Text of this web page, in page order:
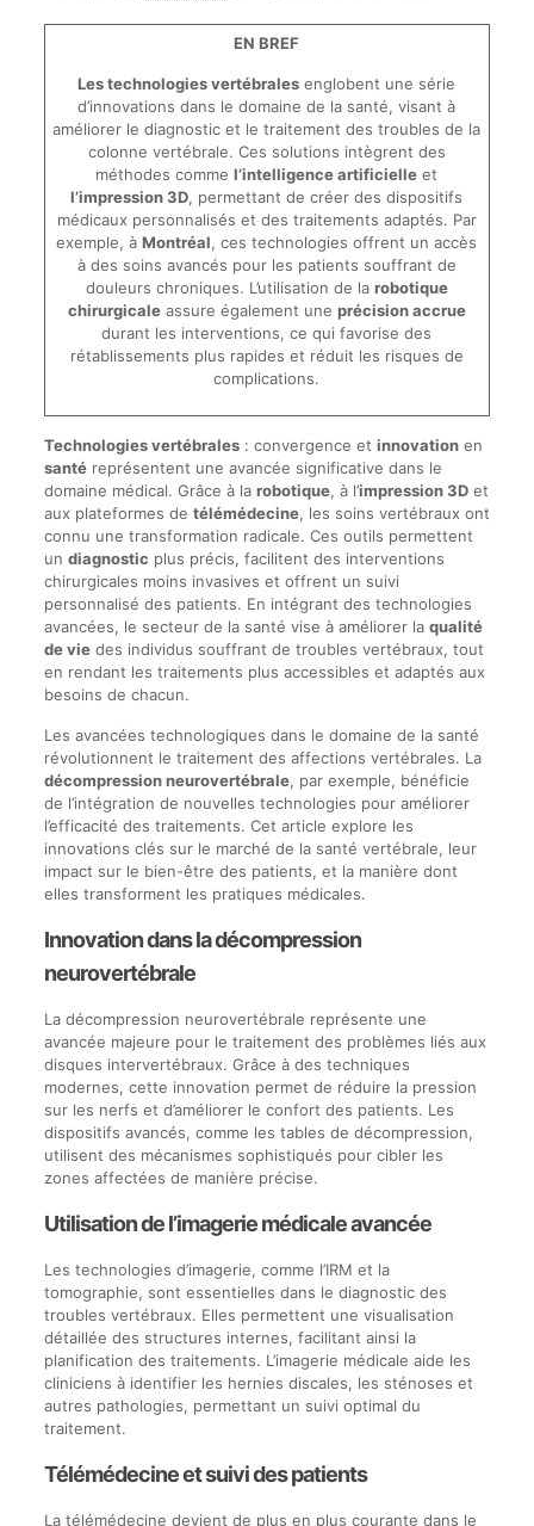
EN BREF
Les technologies vertébrales englobent une série
d’innovations dans le domaine de la santé, visant à
améliorer le diagnostic et le traitement des troubles de la
colonne vertébrale. Ces solutions intègrent des
méthodes commel’intelligence artificielle et
l’impression 3D, permettant de créer des dispositifs
médicaux personnalisés et des traitements adaptés. Par
exemple, àMontréal, ces technologies offrent un accès
à des soins avancés pour les patients souffrant de
douleurs chroniques. L’utilisation de la robotique
chirurgicaleassure également une précision accrue
durant les interventions, ce qui favorise des
rétablissements plus rapides et réduit les risques de
complications.
Technologies vertébrales: convergence et innovationen
santéreprésentent une avancée significative dans le
domaine médical. Grâce à la robotique, à l’impression 3Det
aux plateformes de télémédecine, les soins vertébraux ont
connu une transformation radicale. Ces outils permettent
un diagnostic plus précis, facilitent des interventions
chirurgicales moins invasives et offrent un suivi
personnalisé des patients. En intégrant des technologies
avancées, le secteur de la santé vise à améliorer la qualité
de viedes individus souffrant de troubles vertébraux, tout
en rendant les traitements plus accessibles et adaptés aux
besoins de chacun.
Les avancées technologiques dans le domaine de la santé
révolutionnent le traitement des affections vertébrales. La
décompression neurovertébrale, par exemple, bénéficie
de l’intégration de nouvelles technologies pour améliorer
l’efficacité des traitements. Cet article explore les
innovations clés sur le marché de la santé vertébrale, leur
impact sur le bien-être des patients, et la manière dont
elles transforment les pratiques médicales.
Innovation dans la décompression
neurovertébrale
La décompression neurovertébrale représente une
avancée majeure pour le traitement des problèmes liés aux
disques intervertébraux. Grâce à des techniques
modernes, cette innovation permet de réduire la pression
sur les nerfs et d’améliorer le confort des patients. Les
dispositifs avancés, comme les tables de décompression,
utilisent des mécanismes sophistiqués pour cibler les
zones affectées de manière précise.
Utilisation de l’imagerie médicale avancée
Les technologies d’imagerie, comme l’IRM et la
tomographie, sont essentielles dans le diagnostic des
troubles vertébraux. Elles permettent une visualisation
détaillée des structures internes, facilitant ainsi la
planification des traitements. L’imagerie médicale aide les
cliniciens à identifier les hernies discales, les sténoses et
autres pathologies, permettant un suivi optimal du
traitement.
Télémédecine et suivi des patients
La télémédecine devient de plus en plus courante dans le